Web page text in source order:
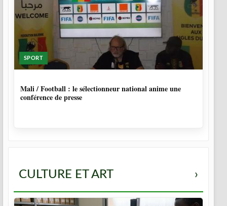
SPORT
Mali / Football : le sélectionneur national anime une
conférence de presse
CULTURE ET ART ›